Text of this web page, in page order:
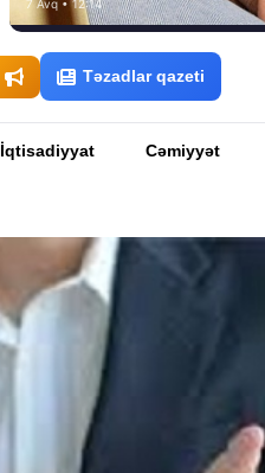
7 Avq • 12:14
Təzadlar qazeti
İqtisadiyyat Cəmiyyət